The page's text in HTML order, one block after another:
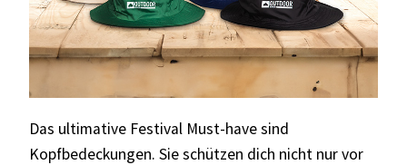
Das ultimative Festival Must-have sind
Kopfbedeckungen. Sie schützen dich nicht nur vor